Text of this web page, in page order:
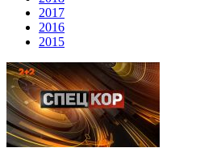
2017
2016
2015